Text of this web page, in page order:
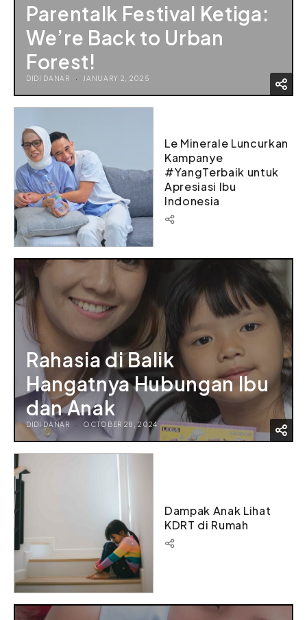
Parentalk Festival Ketiga:
We’re Back to Urban
Forest!
DIDI DANAR JANUARY 2, 2025
Le Minerale Luncurkan
Kampanye
#YangTerbaik untuk
Apresiasi Ibu
Indonesia
Rahasia di Balik
Hangatnya Hubungan Ibu
dan Anak
DIDI DANAR OCTOBER 28, 2024
Dampak Anak Lihat
KDRT di Rumah